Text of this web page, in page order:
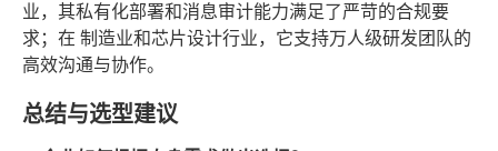
业，其私有化部署和消息审计能力满足了严苛的合规要
求；在 制造业和芯片设计行业，它支持万人级研发团队的
高效沟通与协作。
总结与选型建议